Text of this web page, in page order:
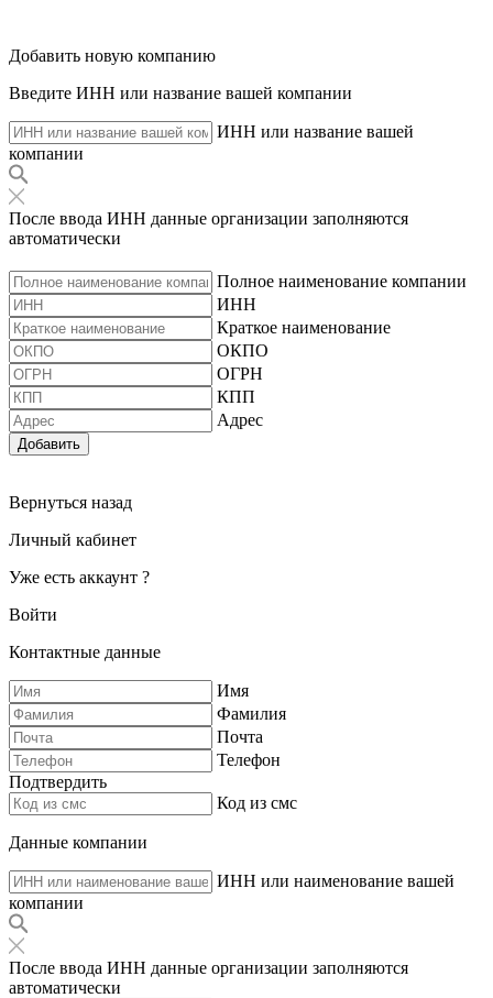
Добавить новую компанию
Введите ИНН или название вашей компании
ИНН или название вашей
компании
После ввода ИНН данные организации заполняются
автоматически
Полное наименование компании
ИНН
Краткое наименование
ОКПО
ОГРН
КПП
Адрес
Добавить
Вернуться назад
Личный кабинет
Уже есть аккаунт ?
Войти
Контактные данные
Имя
Фамилия
Почта
Телефон
Подтвердить
Код из смс
Данные компании
ИНН или наименование вашей
компании
После ввода ИНН данные организации заполняются
автоматически